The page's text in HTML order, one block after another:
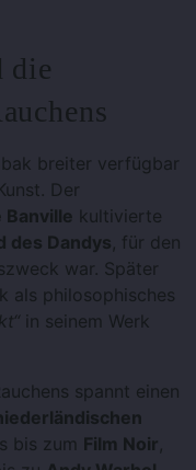
die
breiter verfügbar
Der
Banville kultivierte
des Dandys, für den
war. Später
als philosophisches
in seinem Werk
spannt einen
bis zum Film Noir,